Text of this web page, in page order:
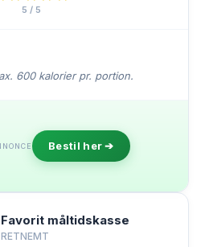
5 / 5
600 kalorier pr. portion.
Bestil her ➔
Favorit måltidskasse
RETNEMT